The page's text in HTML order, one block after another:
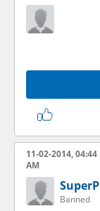
11-02-2014, 04:44
AM
Banned